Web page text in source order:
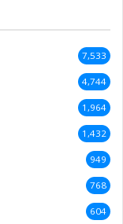
7,533
4,744
1,964
1,432
949
768
604